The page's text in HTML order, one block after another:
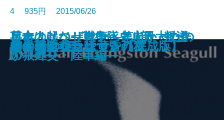
チンネの裁き
日本人はなぜ戦争へと向かったの
か―果てしなき戦線拡大編―
なめらかで熱くて甘苦しくて
残穢
魚のように
兵士は起つ―自衛隊史上最大の作
戦―
黙示
アニバーサリー
風の払暁―満州国演義一―
風と共に去りぬ 第5巻
4 935円 2015/06/26
かもめのジョナサン【完成版】
革命のリベリオン―第II部 叛逆
の狼煙―
君と過ごした嘘つきの秋
なきむし姫
何者
ニュータウンは黄昏れて
神の棘I
神の棘II
肉体の鎮魂歌
日本人はなぜ戦争へと向かったの
か―外交・陸軍編―